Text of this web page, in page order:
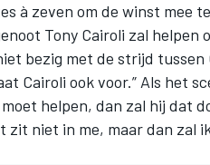
à zeven om de winst mee
Tony Cairoli zal
bezig met de strijd tussen
Cairoli ook voor.” Als het
helpen, dan zal hij dat
zit niet in me, maar dan zal